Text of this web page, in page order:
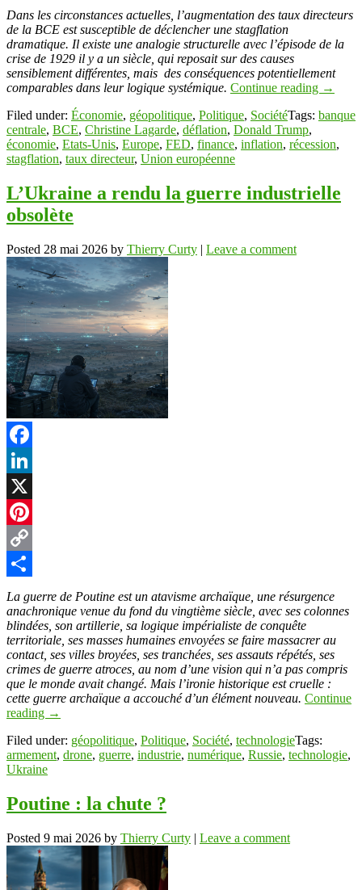
Link
Partager
Dans les circonstances actuelles, l’augmentation des taux directeurs
de la BCE est susceptible de déclencher une stagflation
dramatique. Il existe une analogie structurelle avec l’épisode de la
crise de 1929 il y a un siècle, qui reposait sur des causes
sensiblement différentes, mais des conséquences potentiellement
comparables dans leur logique systémique. Continue reading →
Filed under: Économie, géopolitique, Politique, SociétéTags: banque
centrale, BCE, Christine Lagarde, déflation, Donald Trump,
économie, Etats-Unis, Europe, FED, finance, inflation, récession,
stagflation, taux directeur, Union européenne
L’Ukraine a rendu la guerre industrielle
obsolète
Posted 28 mai 2026 by Thierry Curty | Leave a comment
Facebook
LinkedIn
X
Pinterest
Copy
Link
Partager
La guerre de Poutine est un atavisme archaïque, une résurgence
anachronique venue du fond du vingtième siècle, avec ses colonnes
blindées, son artillerie, sa logique impérialiste de conquête
territoriale, ses masses humaines envoyées se faire massacrer au
contact, ses villes broyées, ses tranchées, ses assauts répétés, ses
crimes de guerre atroces, au nom d’une vision qui n’a pas compris
que le monde avait changé. Mais l’ironie historique est cruelle :
cette guerre archaïque a accouché d’un élément nouveau. Continue
reading →
Filed under: géopolitique, Politique, Société, technologieTags:
armement, drone, guerre, industrie, numérique, Russie, technologie,
Ukraine
Poutine : la chute ?
Posted 9 mai 2026 by Thierry Curty | Leave a comment